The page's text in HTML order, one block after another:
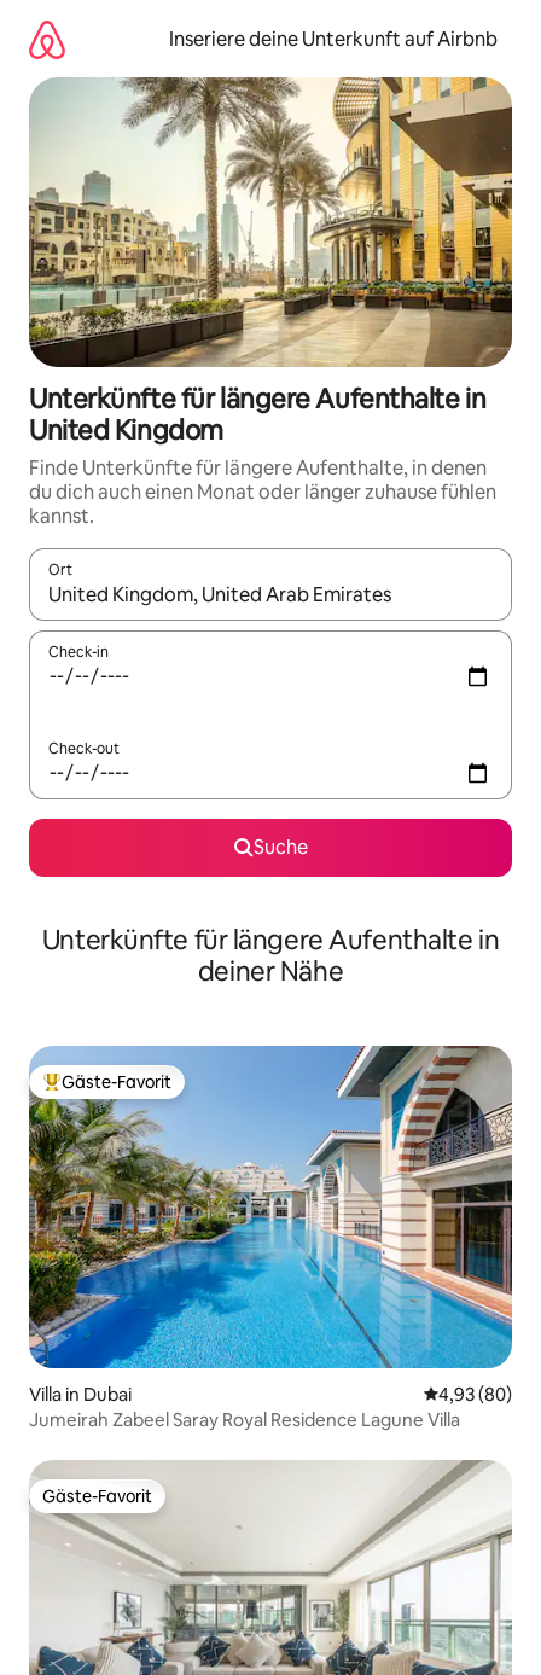
Inhalten
springen
Inseriere deine Unterkunft auf Airbnb
Unterkünfte für längere Aufenthalte in
United Kingdom
Finde Unterkünfte für längere Aufenthalte, in denen
du dich auch einen Monat oder länger zuhause fühlen
kannst.
Ort
Wenn Ergebnisse verfügbar sind, navigiere mit den
Check-in
Check-out
Suche
Unterkünfte für längere Aufenthalte in
deiner Nähe
Beliebter Gäste-Favorit.
Gäste-Favorit
Villa in Dubai
4,93 (80)
Jumeirah Zabeel Saray Royal Residence Lagune Villa
Gäste-Favorit
Gäste-Favorit